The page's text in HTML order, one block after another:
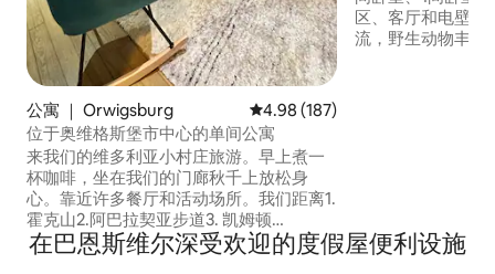
公寓 ｜ Orwigsburg 平均评分 4.98 分（满分 5 分），
4.98 (187)
位于奥维格斯堡市中心的单间公寓
来我们的维多利亚小村庄旅游。早上煮一
杯咖啡，坐在我们的门廊秋千上放松身
心。靠近许多餐厅和活动场所。我们距离1.
霍克山2.阿巴拉契亚步道3. 凯姆顿
（Kempton）步道起点的布道台岩
（Pulpit Rock） 4. 从奥本（Auburn）到
区、客厅和电壁炉
流，野生动物丰富
在巴恩斯维尔深受欢迎的度假屋便利设施